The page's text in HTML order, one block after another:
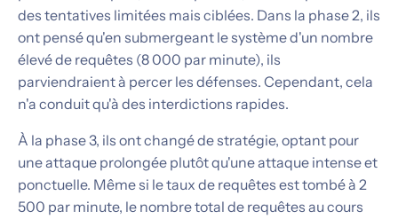
des tentatives limitées mais ciblées. Dans la phase 2, ils
ont pensé qu'en submergeant le système d'un nombre
élevé de requêtes (8 000 par minute), ils
parviendraient à percer les défenses. Cependant, cela
n'a conduit qu'à des interdictions rapides.
À la phase 3, ils ont changé de stratégie, optant pour
une attaque prolongée plutôt qu'une attaque intense et
ponctuelle. Même si le taux de requêtes est tombé à 2
500 par minute, le nombre total de requêtes au cours